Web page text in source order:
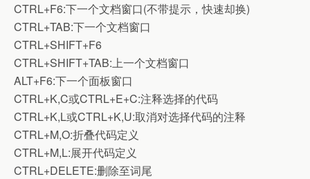
CTRL+F6:下一个文档窗口(不带提示，快速却换)
CTRL+TAB:下一个文档窗口
CTRL+SHIFT+F6
CTRL+SHIFT+TAB:上一个文档窗口
ALT+F6:下一个面板窗口
CTRL+K,C或CTRL+E+C:注释选择的代码
CTRL+K,L或CTRL+K,U:取消对选择代码的注释
CTRL+M,O:折叠代码定义
CTRL+M,L:展开代码定义
CTRL+DELETE:删除至词尾